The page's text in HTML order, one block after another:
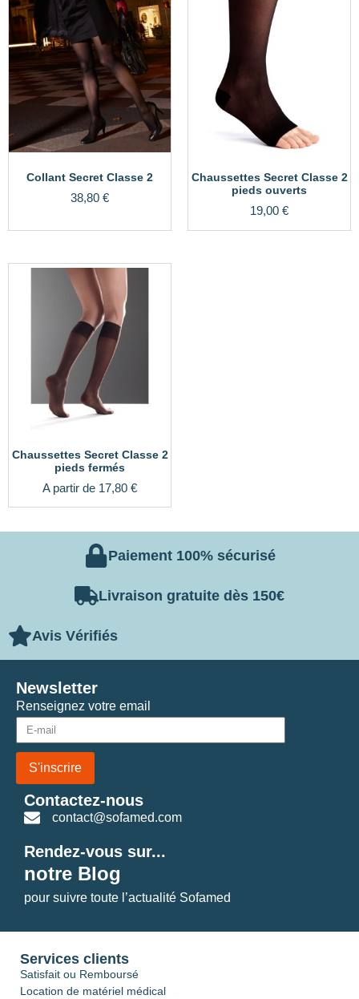
Collant Secret Classe 2
38,80 €
Chaussettes Secret Classe 2
pieds ouverts
19,00 €
Chaussettes Secret Classe 2
pieds fermés
A partir de 17,80 €
Paiement 100% sécurisé
Livraison gratuite dès 150€
Avis Vérifiés
Renseignez votre email
S'inscrire
Newsletter
Contactez-nous
contact@sofamed.com
Rendez-vous sur...
notre Blog
pour suivre toute l’actualité Sofamed
Services clients
Satisfait ou Remboursé
Location de matériel médical